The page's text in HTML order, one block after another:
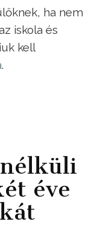
ha nem
iskola és
kell
.
éve